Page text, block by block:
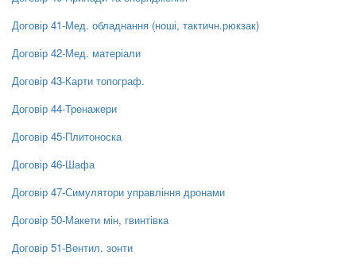
Договір 41-Мед. обладнання (ноші, тактичн.рюкзак)
Договір 42-Мед. матеріали
Договір 43-Карти топограф.
Договір 44-Тренажери
Договір 45-Плитоноска
Договір 46-Шафа
Договір 47-Симулятори управління дронами
Договір 50-Макети мін, гвинтівка
Договір 51-Вентил. зонти